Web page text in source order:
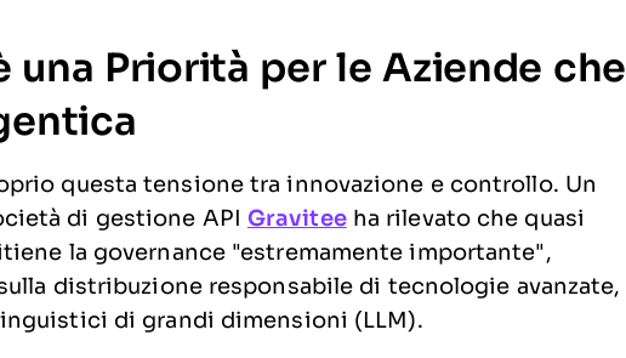
una Priorità per le Aziende che
questa tensione tra innovazione e controllo. Un
di gestione API Graviteeha rilevato che quasi
la governance "estremamente importante",
distribuzione responsabile di tecnologie avanzate,
di grandi dimensioni (LLM).